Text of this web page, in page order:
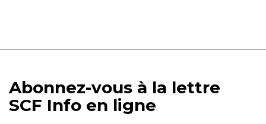
Abonnez-vous à la lettre
SCF Info en ligne